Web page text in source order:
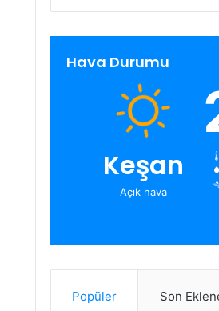
Hava Durumu
Keşan
Açık hava
Popüler Son